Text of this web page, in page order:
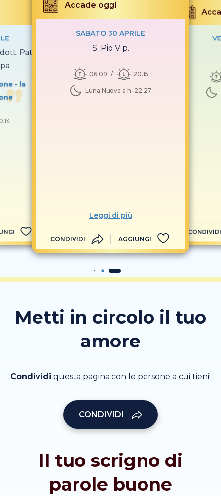
Patr.
- la
Accade oggi
SABATO 30 APRILE
S. Pio V p.
06.09 20.15
Luna Nuova a h. 22.27
Leggi di più
CONDIVIDI AGGIUNGI
CONDIVIDI
Metti in circolo il tuo
amore
Condividi questa pagina con le persone a cui tieni!
CONDIVIDI
Il tuo scrigno di
parole buone